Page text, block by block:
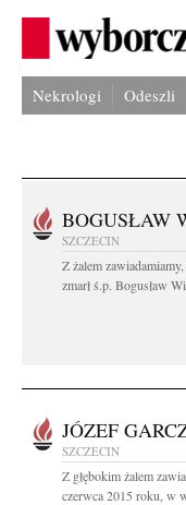
Nekrologi Odeszli
BOGUSŁAW
SZCZECIN
Z żalem
zmarł ś.p. Bogusław
JÓZEF
SZCZECIN
Z głębokim żalem
czerwca 2015 roku, w